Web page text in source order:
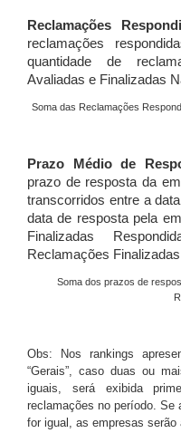
Reclamações
reclamações
quantidade de
Avaliadas e Finalizadas
Soma das Reclamações
Prazo Médio de
prazo de resposta da
transcorridos entre a
data de resposta pela
Finalizadas
Reclamações
Soma dos prazos de
Obs: Nos rankings
“Gerais”, caso duas ou
iguais, será exibida
reclamações no período. Se
for igual, as empresas